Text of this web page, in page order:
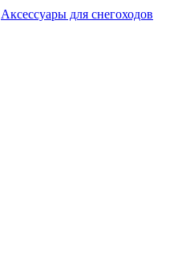
Аксессуары для снегоходов